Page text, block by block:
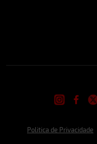
Politica de Privacidade